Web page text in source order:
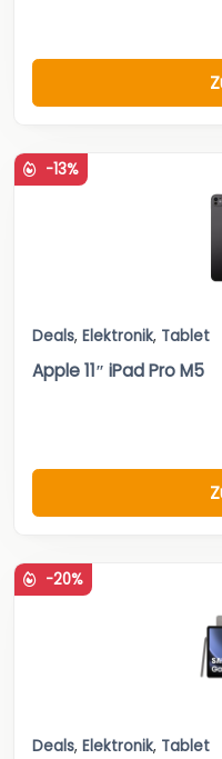
-13%
Deals, Elektronik, Tablet
Apple 11″ iPad Pro M5
-20%
Deals, Elektronik, Tablet